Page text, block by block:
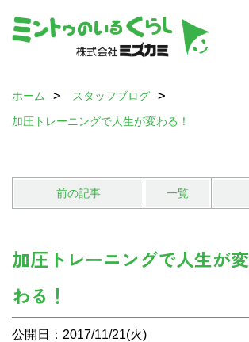
ホーム
スタッフブログ
加圧トレーニングで人生が変わる！
前の記事 一覧
加圧トレーニングで人生が変
わる！
公開日：2017/11/21(火)